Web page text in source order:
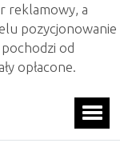
reklamowy, a
pozycjonowanie
od
opłacone.